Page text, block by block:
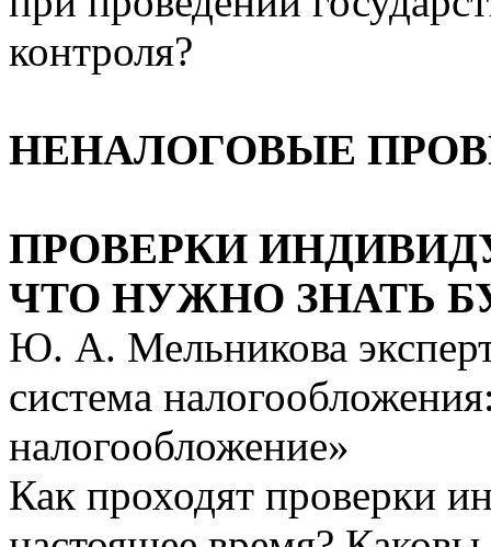
контроля?
НЕНАЛОГОВЫЕ
ПРОВЕРКИ
ЧТО НУЖНО ЗНАТЬ
Ю. А. Мельникова
система
налогообложение»
Как проходят проверки